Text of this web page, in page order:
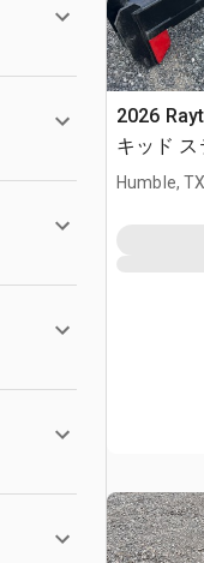
2026
キッド
(Unused)
Humble,